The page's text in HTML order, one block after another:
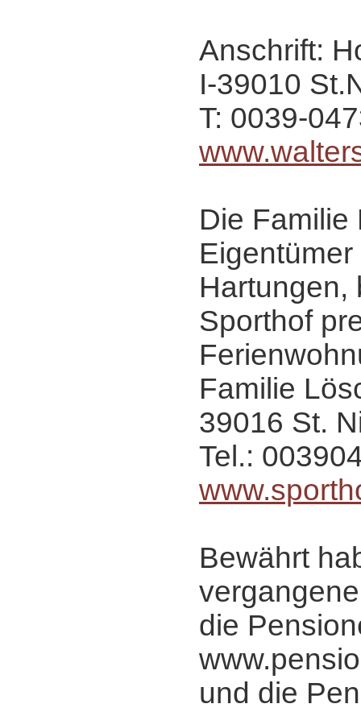
Anschrift:
I-39010
T: 0039-
Die Familie
Hartungen,
Sporthof
Familie
39016 St.
Tel.:
Bewährt
die
und die